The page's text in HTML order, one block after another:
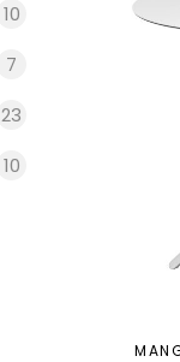
10
7
23
10